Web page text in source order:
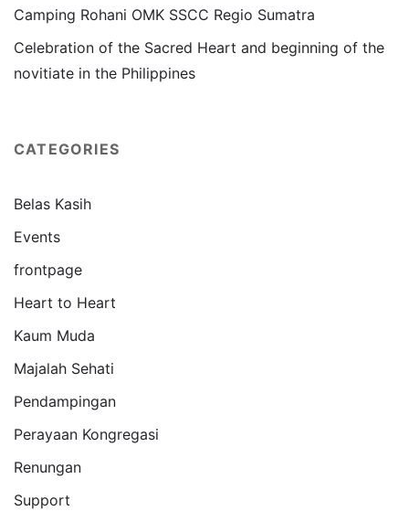
Camping Rohani OMK SSCC Regio Sumatra
Celebration of the Sacred Heart and beginning of the
novitiate in the Philippines
CATEGORIES
Belas Kasih
Events
frontpage
Heart to Heart
Kaum Muda
Majalah Sehati
Pendampingan
Perayaan Kongregasi
Renungan
Support